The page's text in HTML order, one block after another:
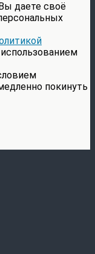
даете своё
покинуть